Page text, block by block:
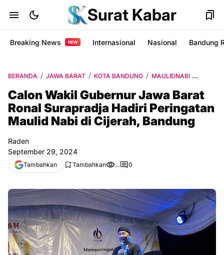
Surat Kabar
Breaking News NEW Internasional Nasional Bandung
BERANDA JAWA BARAT KOTA BANDUNG MAULIDNABI
Calon Wakil Gubernur Jawa Barat
Ronal Surapradja Hadiri Peringatan
Maulid Nabi di Cijerah, Bandung
Raden
September 29, 2024
Tambahkan Tambahkan ... 0